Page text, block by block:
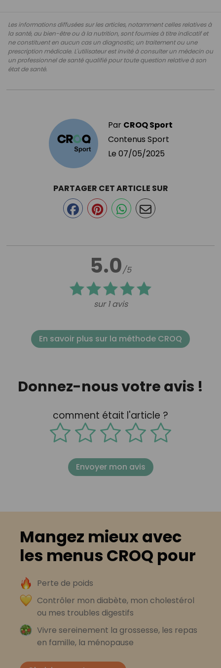
Les informations diffusées sur les articles, notamment celles relatives à
la santé, au bien-être ou à la nutrition, sont fournies à titre indicatif et
ne constituent en aucun cas un diagnostic, un traitement ou une
prescription médicale. L'utilisateur est invité à consulter un médecin ou
un professionnel de santé qualifié pour toute question relative à son
état de santé.
Par CROQ Sport
Contenus Sport
Le 07/05/2025
5.0/5
sur 1 avis
PARTAGER CET ARTICLE SUR
En savoir plus sur la méthode CROQ
Donnez-nous votre avis !
comment était l'article ?
Envoyer mon avis
Mangez mieux avec
les menus CROQ pour
Perte de poids
Contrôler mon diabète, mon cholestérol
ou mes troubles digestifs
Vivre sereinement la grossesse, les repas
en famille, la ménopause